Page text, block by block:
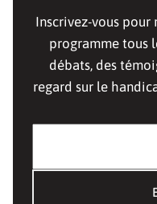
Inscrivez-vous pour
programme tous
débats, des
regard sur le